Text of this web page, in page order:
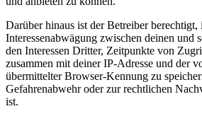
Darüber hinaus ist der Betreiber berechtigt,
Interessenabwägung zwischen deinen und
den Interessen Dritter, Zeitpunkte von
zusammen mit deiner IP-Adresse und der
übermittelter Browser-Kennung zu
Gefahrenabwehr oder zur rechtlichen
ist.